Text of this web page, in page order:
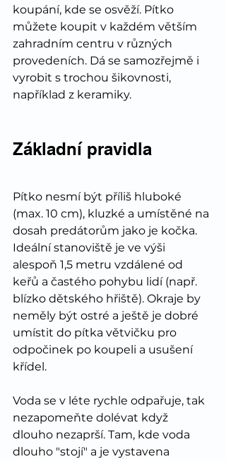
koupání, kde se osvěží. Pítko
můžete koupit v každém větším
zahradním centru v různých
provedeních. Dá se samozřejmě i
vyrobit s trochou šikovnosti,
například z keramiky.
Základní pravidla
Pítko nesmí být příliš hluboké
(max. 10 cm), kluzké a umístěné na
dosah predátorům jako je kočka.
Ideální stanoviště je ve výši
alespoň 1,5 metru vzdálené od
keřů a častého pohybu lidí (např.
blízko dětského hřiště). Okraje by
neměly být ostré a ještě je dobré
umístit do pítka větvičku pro
odpočinek po koupeli a usušení
křídel.
Voda se v léte rychle odpařuje, tak
nezapomeňte dolévat když
dlouho nezaprší. Tam, kde voda
dlouho "stojí" a je vystavena